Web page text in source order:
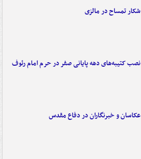
شکار تمساح در مالزی
نصب کتیبه‌های دهه پایانی صفر در حرم امام رئوف
عکاسان و خبرنگاران در دفاع مقدس